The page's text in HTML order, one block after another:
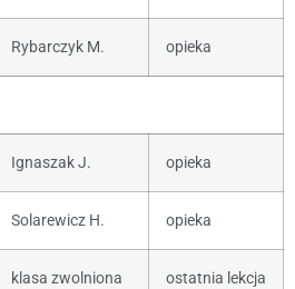
Rybarczyk M. opieka
Ignaszak J. opieka
Solarewicz H. opieka
klasa zwolniona ostatnia lekcja